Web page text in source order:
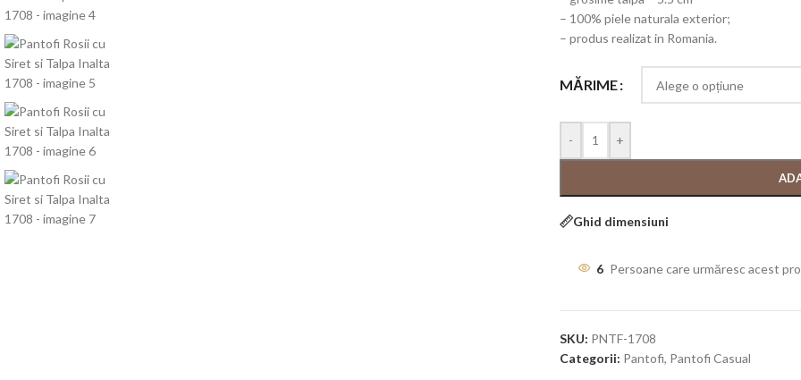
– 100% piele naturala exterior;
– produs realizat in Romania.
MĂRIME
- +
Ghid dimensiuni
6 Persoane care urmăresc acest
SKU: PNTF-1708
Categorii: Pantofi, Pantofi Casual